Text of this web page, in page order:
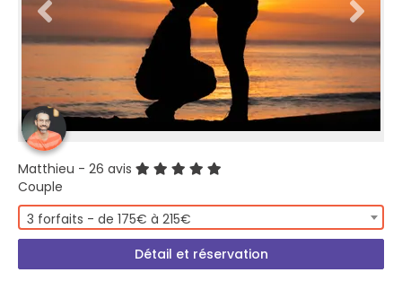
Matthieu - 26 avis
Couple
3 forfaits - de 175€ à 215€
Détail et réservation